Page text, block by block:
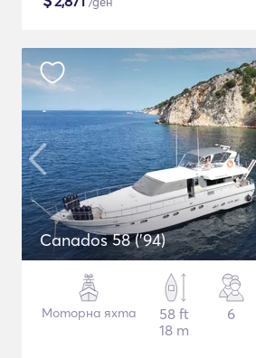
Canados 58 ('94)
Моторна яхта
58 ft
18 m
6